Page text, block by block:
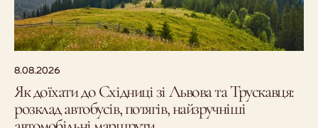
8.08.2026
Як доїхати до Східниці зі Львова та Трускавця:
розклад автобусів, потягів, найзручніші